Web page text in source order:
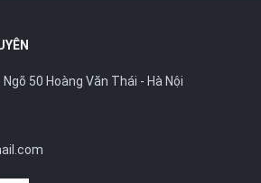
50 Hoàng Văn Thái - Hà Nội